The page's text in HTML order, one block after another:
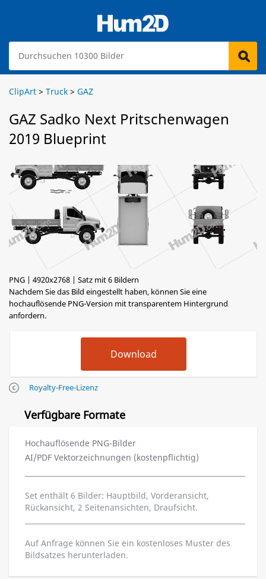
ClipArt > Truck > GAZ
GAZ Sadko Next Pritschenwagen
2019 Blueprint
PNG | 4920x2768 | Satz mit 6 Bildern
Nachdem Sie das Bild eingestellt haben, können Sie eine
hochauflösende PNG-Version mit transparentem Hintergrund
anfordern.
Royalty-Free-Lizenz
Verfügbare Formate
Hochauflösende PNG-Bilder
AI/PDF Vektorzeichnungen (kostenpflichtig)
Set enthält 6 Bilder: Hauptbild, Vorderansicht,
Rückansicht, 2 Seitenansichten, Draufsicht.
Auf Anfrage können Sie ein kostenloses Muster des
Bildsatzes herunterladen.